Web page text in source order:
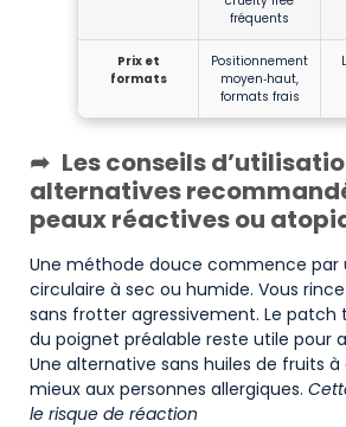
fréquents
Prix et
formats
Positionnement
moyen‑haut,
formats frais
Les conseils
alternatives
peaux réactives ou
Une méthode douce commence par
circulaire à sec ou humide. Vous
sans frotter agressivement. Le patch
du poignet préalable reste utile pour
Une alternative sans huiles de fruits
mieux aux personnes allergiques.
le risque de réaction